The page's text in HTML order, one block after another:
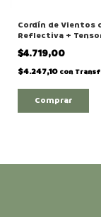
Cordín de Vientos
Reflectiva +
$4.719,00
$4.247,10 con
Comprar